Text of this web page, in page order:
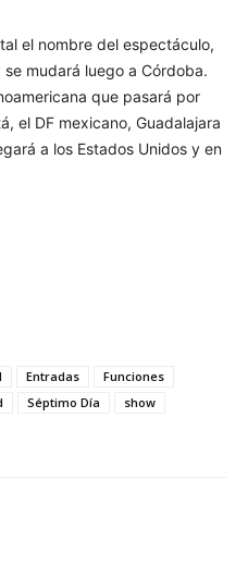
el nombre del espectáculo,
mudará luego a Córdoba.
que pasará por
el DF mexicano, Guadalajara
a los Estados Unidos y en
Entradas
Funciones
Séptimo Día
show